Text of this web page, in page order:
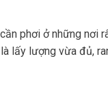
phơi ở những nơi
lấy lượng vừa đủ,